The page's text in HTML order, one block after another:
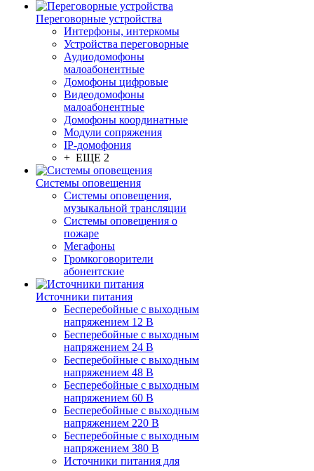
Переговорные устройства
Интерфоны, интеркомы
Устройства переговорные
Аудиодомофоны
малоабонентные
Домофоны цифровые
Видеодомофоны
малоабонентные
Домофоны координатные
Модули сопряжения
IP-домофония
+ ЕЩЕ 2
Системы оповещения
Системы оповещения,
музыкальной трансляции
Системы оповещения о
пожаре
Мегафоны
Громкоговорители
абонентские
Источники питания
Бесперебойные с выходным
напряжением 12 В
Бесперебойные с выходным
напряжением 24 В
Бесперебойные с выходным
напряжением 48 В
Бесперебойные с выходным
напряжением 60 В
Бесперебойные с выходным
напряжением 220 В
Бесперебойные с выходным
напряжением 380 В
Источники питания для